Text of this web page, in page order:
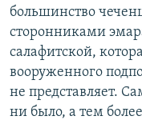
большинство
сторонниками
салафитской,
вооруженного
не представляет.
ни было, а тем